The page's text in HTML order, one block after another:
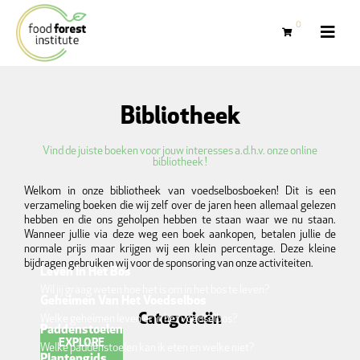
0
Bibliotheek
Vind de juiste boeken voor jouw interesses a.d.h.v. onze online
bibliotheek !
Welkom in onze bibliotheek van voedselbosboeken! Dit is een
verzameling boeken die wij zelf over de jaren heen allemaal gelezen
hebben en die ons geholpen hebben te staan waar we nu staan.
Wanneer jullie via deze weg een boek aankopen, betalen jullie de
normale prijs maar krijgen wij een klein percentage. Deze kleine
bijdragen gebruiken wij voor de sponsoring van onze activiteiten.
Categorieën
Leven In Het Bos
EXPLORE
Welke geheimen leven er in het voedselbos?
Paddenstoelen
Welke paddenstoelen kan ik eten en welke niet?